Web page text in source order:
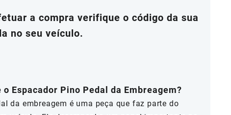
a compra verifique o código da sua
no seu veículo.
o Espacador Pino Pedal da Embreagem?
da embreagem é uma peça que faz parte do